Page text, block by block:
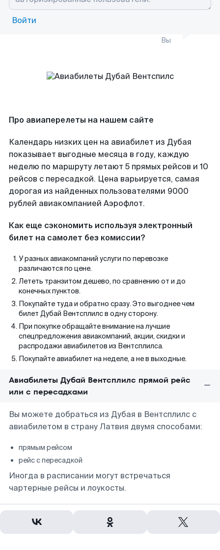
Войти
Вы
Про авиаперелеты на нашем сайте
Календарь низких цен на авиабилет из Дубая
показывает выгодные месяца в году, каждую
неделю по маршруту летают 5 прямых рейсов и 10
рейсов с пересадкой. Цена варьируется, самая
дорогая из найденных пользователями 9000
рублей авиакомпанией Аэрофлот.
Как еще сэкономить используя электронный
билет на самолет без комиссии?
У разных авиакомпаний услуги по перевозке
различаются по цене.
Лететь транзитом дешево, по сравнению от и до
конечных пунктов.
Покупайте туда и обратно сразу. Это выгоднее чем
билет Дубай Вентсплилс в одну сторону.
При покупке обращайте внимание на лучшие
спецпредложения авиакомпаний, акции, скидки и
распродажи авиабилетов из Вентсплилса.
Покупайте авиабилет на неделе, а не в выходные.
Авиабилеты Дубай Вентсплилс прямой рейс
или с пересадками
Вы можете добраться из Дубая в Вентсплилс с
авиабилетом в страну Латвия двумя способами:
прямым рейсом
рейс с пересадкой
Иногда в расписании могут встречаться
чартерные рейсы и лоукосты.